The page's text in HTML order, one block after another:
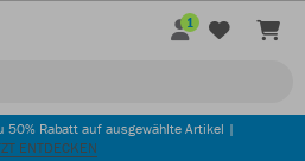
1
50% Rabatt auf ausgewählte Artikel |
ENTDECKEN